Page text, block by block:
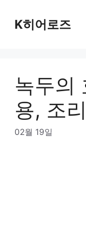
contentK히어로즈
녹두의
용, 조
02월 19일